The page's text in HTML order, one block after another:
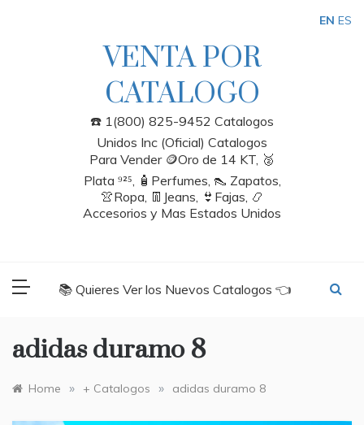
VENTA POR
CATALOGO
☎️ 1(800) 825-9452 Catalogos
Unidos Inc (Oficial) Catalogos
Para Vender 🪙Oro de 14 KT, 🥈
Plata ⁹²⁵, 🧴Perfumes, 👠 Zapatos,
👚Ropa, 👖Jeans, 👙Fajas, 📿
Accesorios y Mas Estados Unidos
📚 Quieres Ver los Nuevos Catalogos 👈
adidas duramo 8
Home » + Catalogos » adidas duramo 8
EN ES